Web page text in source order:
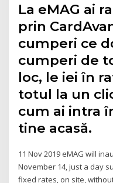
La eMAG ai
prin
cumperi ce
cumperi de
loc, le iei în
totul la un
cum ai intra
tine acasă.
11 Nov 2019 eMAG will
November 14, just a day
fixed rates, on site,